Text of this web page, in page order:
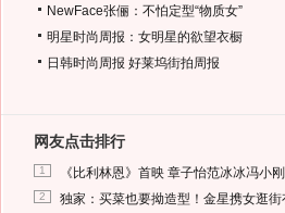
NewFace张俪：不怕定型“物质女”
明星时尚周报：女明星的欲望衣橱
日韩时尚周报 好莱坞街拍周报
网友点击排行
1 《比利林恩》首映 章子怡范冰冰冯小
2 独家：买菜也要拗造型！金星携女逛街